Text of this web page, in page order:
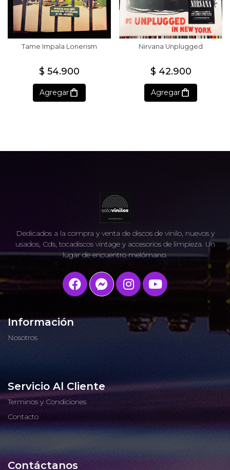
Tame Impala Lonerism
$ 54.900
Agregar
Nirvana Unplugged
$ 42.900
Agregar
Dedicados a la compra y venta de discos de vinilo, nuevos y
usados, Cds, tocadiscos vintage y accesorios de limpieza. Un
lugar de encuentro melómano.
Información
Nosotros
Servicio Al Cliente
Terminos y Condiciones
Contacto
Contáctanos